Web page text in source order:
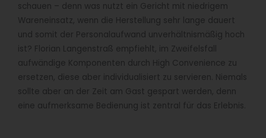
schauen – denn was nutzt ein Gericht mit niedrigem
Wareneinsatz, wenn die Herstellung sehr lange dauert
und somit der Personalaufwand unverhältnismäßig hoch
ist? Florian Langenstraß empfiehlt, im Zweifelsfall
aufwändige Komponenten durch High Convenience zu
ersetzen, diese aber individualisiert zu servieren. Niemals
sollte aber an der Zeit am Gast gespart werden, denn
eine aufmerksame Bedienung ist zentral für das Erlebnis.